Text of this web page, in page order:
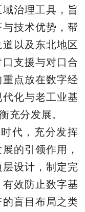
治理工具，旨
技术优势，帮
以及东北地区
支援与对口合
点放在数字经
化与老工业基
充分发展。
代，充分发挥
的引领作用，
设计，制定完
效防止数字基
盲目布局之类